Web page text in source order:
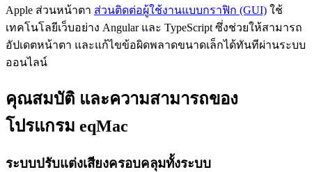
Apple ส่วนหน้าตา ส่วนติดต่อผู้ใช้งานแบบกราฟิก (GUI) ใช้
เทคโนโลยีเว็บอย่าง Angular และ TypeScript ซึ่งช่วยให้สามารถ
อัปเดตหน้าตา และแก้ไขข้อผิดพลาดขนาดเล็กได้ทันทีผ่านระบบ
ออนไลน์
คุณสมบัติ และความสามารถของ
โปรแกรม eqMac
ระบบปรับแต่งเสียงครอบคลุมทั้งระบบ